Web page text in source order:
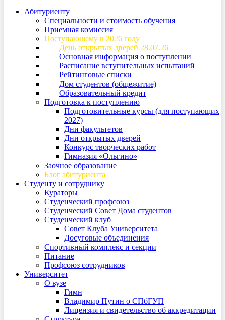
Абитуриенту
Специальности и стоимость обучения
Приемная комиссия
Поступающему в 2026 году
День открытых дверей 28.07.26
Основная информация о поступлении
Расписание вступительных испытаний
Рейтинговые списки
Дом студентов (общежитие)
Образовательный кредит
Подготовка к поступлению
Подготовительные курсы (для поступающих
2027)
Дни факультетов
Дни открытых дверей
Конкурс творческих работ
Гимназия «Ольгино»
Заочное образование
Блог абитуриента
Студенту и сотруднику
Кураторы
Студенческий профсоюз
Студенческий Совет Дома студентов
Студенческий клуб
Совет Клуба Университета
Досуговые объединения
Спортивный комплекс и секции
Питание
Профсоюз сотрудников
Университет
О вузе
Гимн
Владимир Путин о СПбГУП
Лицензия и свидетельство об аккредитации